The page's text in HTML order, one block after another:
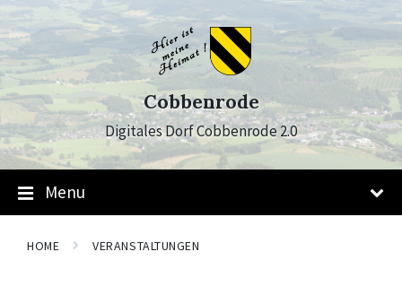
Skip
to
content
Skip
to
main
navigation
Skip
to
footer
Cobbenrode
Digitales Dorf Cobbenrode 2.0
Menu
HOME VERANSTALTUNGEN